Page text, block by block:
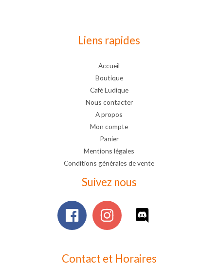
Liens rapides
Accueil
Boutique
Café Ludique
Nous contacter
A propos
Mon compte
Panier
Mentions légales
Conditions générales de vente
Suivez nous
Contact et Horaires